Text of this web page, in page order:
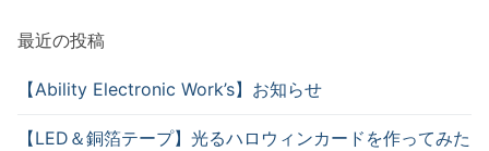
最近の投稿
【Ability Electronic Work’s】お知らせ
【LED＆銅箔テープ】光るハロウィンカードを作ってみた